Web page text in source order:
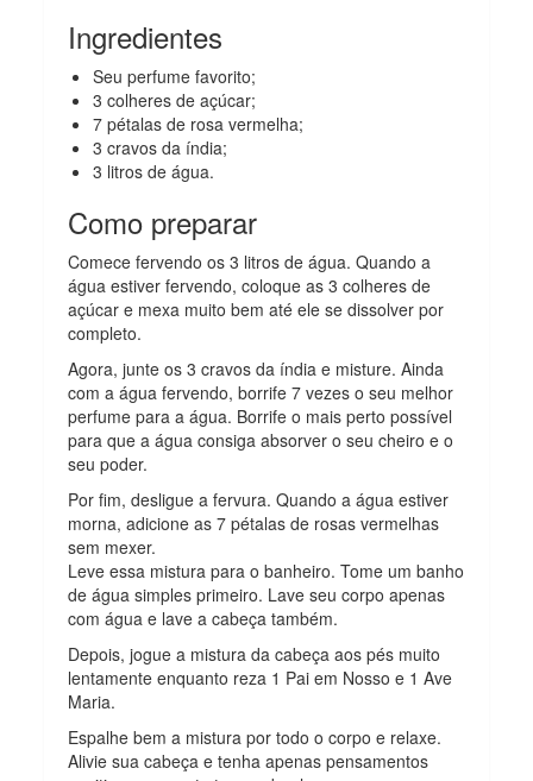
Ingredientes
Seu perfume favorito;
3 colheres de açúcar;
7 pétalas de rosa vermelha;
3 cravos da índia;
3 litros de água.
Como preparar
Comece fervendo os 3 litros de água. Quando a
água estiver fervendo, coloque as 3 colheres de
açúcar e mexa muito bem até ele se dissolver por
completo.
Agora, junte os 3 cravos da índia e misture. Ainda
com a água fervendo, borrife 7 vezes o seu melhor
perfume para a água. Borrife o mais perto possível
para que a água consiga absorver o seu cheiro e o
seu poder.
Por fim, desligue a fervura. Quando a água estiver
morna, adicione as 7 pétalas de rosas vermelhas
sem mexer.
Leve essa mistura para o banheiro. Tome um banho
de água simples primeiro. Lave seu corpo apenas
com água e lave a cabeça também.
Depois, jogue a mistura da cabeça aos pés muito
lentamente enquanto reza 1 Pai em Nosso e 1 Ave
Maria.
Espalhe bem a mistura por todo o corpo e relaxe.
Alivie sua cabeça e tenha apenas pensamentos